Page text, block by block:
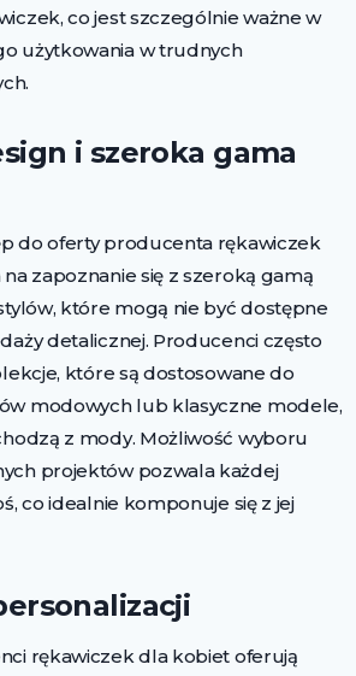
co jest szczególnie ważne w
użytkowania w trudnych
i szeroka gama
do oferty producenta rękawiczek
zapoznanie się z szeroką gamą
które mogą nie być dostępne
detalicznej. Producenci często
które są dostosowane do
modowych lub klasyczne modele,
z mody. Możliwość wyboru
projektów pozwala każdej
co idealnie komponuje się z jej
rękawiczek dla kobiet oferują